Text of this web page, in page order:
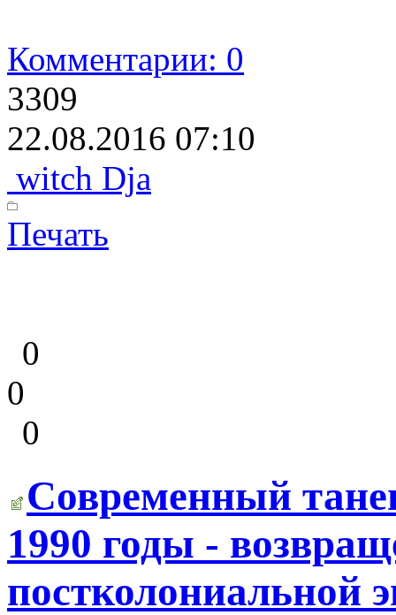
Комментарии: 0
3309
22.08.2016 07:10
witch Dja
Печать
0
0
0
Современный
1990 годы -
постколониальной